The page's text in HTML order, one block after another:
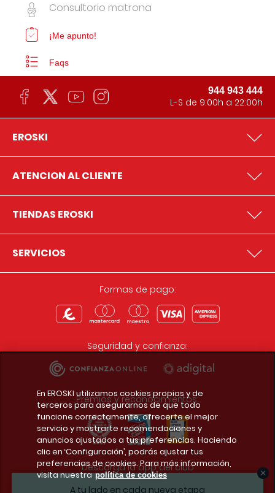
A tu lado en cada nueva etapa
Consultorio matrona
¡Me apunto!
Faqs
944 943 444
L-S de 9:00h a 22:00h
EROSKI
ATENCION AL CLIENTE
TIENDAS EROSKI
SERVICIOS
Formas de pago:
Seguridad y confianza:
Premios y reconocimientos:
Descarga la app del club
En EROSKI utilizamos cookies propias y de
terceros para asegurarnos de que todo
funcione correctamente, ofrecerte el mejor
servicio y mostrarte recomendaciones y
anuncios ajustados a tus preferencias. Haciendo
clic en ‘Configuración’, podrás ajustar tus
preferencias de cookies. Para más información,
visita nuestra política de cookies